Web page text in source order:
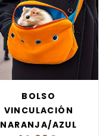
BOLSO
VINCULACIÓN
NARANJA/AZUL